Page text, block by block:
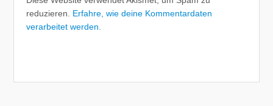
reduzieren. Erfahre, wie deine Kommentardaten
verarbeitet werden.